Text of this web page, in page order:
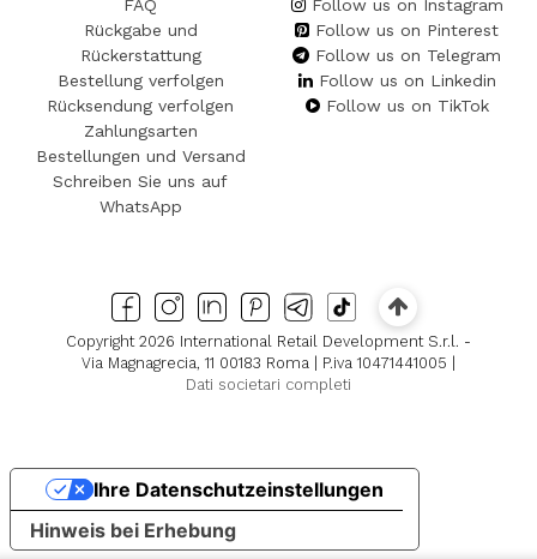
FAQ
Rückgabe und
Rückerstattung
Bestellung verfolgen
Rücksendung verfolgen
Zahlungsarten
Bestellungen und Versand
Schreiben Sie uns auf
WhatsApp
Follow us on Instagram
Follow us on Pinterest
Follow us on Telegram
Follow us on Linkedin
Follow us on TikTok
Copyright 2026 International Retail Development S.r.l. -
Via Magnagrecia, 11 00183 Roma | P.iva 10471441005 |
Dati societari completi
Hinweis bei Erhebung
Ihre Datenschutzeinstellungen